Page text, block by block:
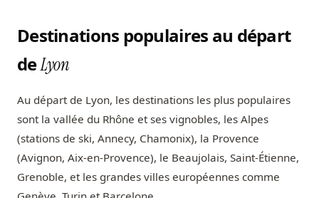
Destinations populaires au départ
deLyon
Au départ de Lyon, les destinations les plus populaires
sont la vallée du Rhône et ses vignobles, les Alpes
(stations de ski, Annecy, Chamonix), la Provence
(Avignon, Aix-en-Provence), le Beaujolais, Saint-Étienne,
Grenoble, et les grandes villes européennes comme